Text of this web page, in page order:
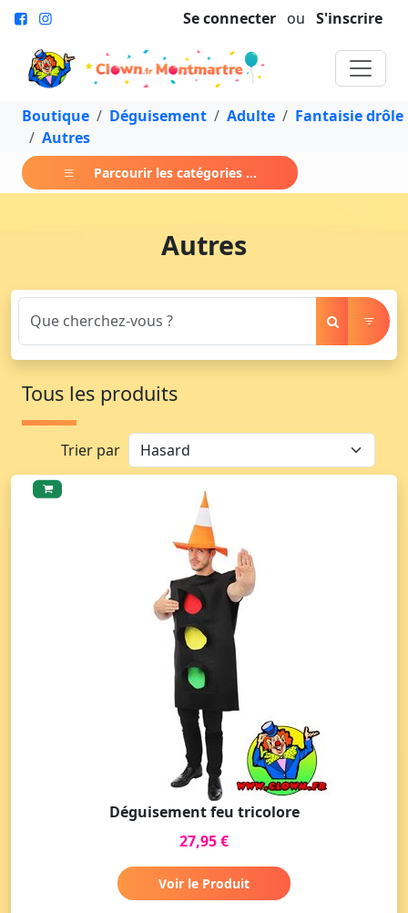
Se connecter ou S'inscrire
Boutique Déguisement Adulte
Fantaisie drôle
Autres
Parcourir les catégories ...
Autres
Tous les produits
Trier par
Déguisement feu tricolore
27,95 €
Voir le Produit